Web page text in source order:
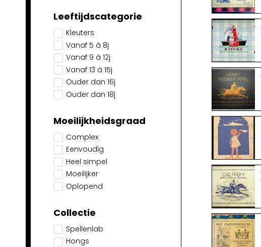
Leeftijdscategorie
Kleuters
Vanaf 5 à 8j
Vanaf 9 à 12j
Vanaf 13 à 15j
Ouder dan 16j
Ouder dan 18j
Moeilijkheidsgraad
Complex
Eenvoudig
Heel simpel
Moeilijker
Oplopend
Collectie
Spellenlab
Hongs